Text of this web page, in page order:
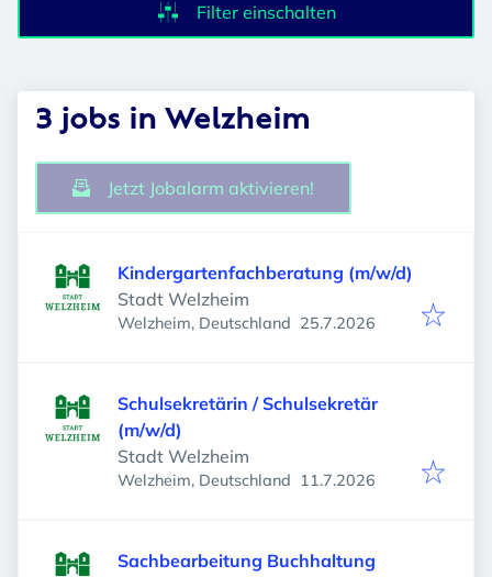
Filter einschalten
3 jobs in Welzheim
Jetzt Jobalarm aktivieren!
Kindergartenfachberatung (m/w/d)
Stadt Welzheim
Welzheim, Deutschland Veröffentlicht
25.7.2026
Schulsekretärin / Schulsekretär
(m/w/d)
Stadt Welzheim
Welzheim, Deutschland Veröffentlicht
11.7.2026
Sachbearbeitung Buchhaltung